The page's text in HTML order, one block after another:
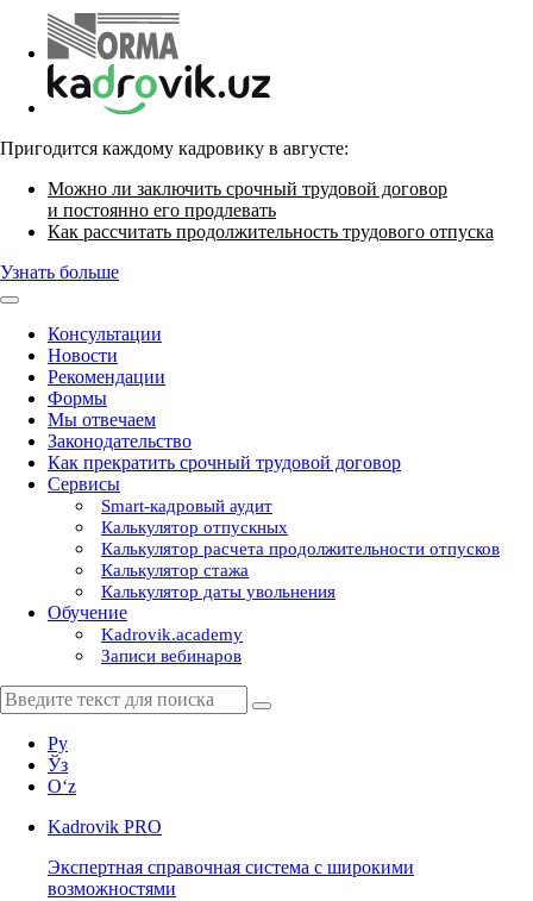
Пригодится каждому кадровику в августе:
Можно ли заключить срочный трудовой договор
и постоянно его продлевать
Как рассчитать продолжительность трудового отпуска
Узнать больше
Консультации
Новости
Рекомендации
Формы
Мы отвечаем
Законодательство
Как прекратить срочный трудовой договор
Сервисы
Smart-кадровый аудит
Калькулятор отпускных
Калькулятор расчета продолжительности отпусков
Калькулятор стажа
Калькулятор даты увольнения
Обучение
Kadrovik.academy
Записи вебинаров
Ру
Ўз
Oʻz
Kadrovik PRO
Экспертная справочная система с широкими
возможностями